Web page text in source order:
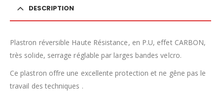
DESCRIPTION
Plastron réversible Haute Résistance, en P.U, effet CARBON,
très solide, serrage réglable par larges bandes velcro.
Ce plastron offre une excellente protection et ne gêne pas le
travail des techniques .